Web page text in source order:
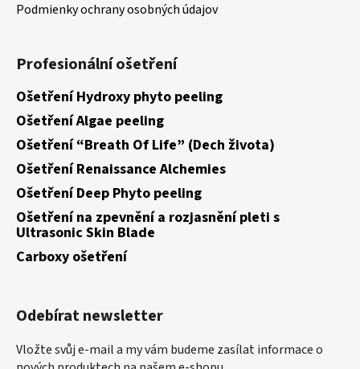
Podmienky ochrany osobných údajov
Profesionální ošetření
Ošetření Hydroxy phyto peeling
Ošetření Algae peeling
Ošetření “Breath Of Life” (Dech života)
Ošetření Renaissance Alchemies
Ošetření Deep Phyto peeling
Ošetření na zpevnění a rozjasnění pleti s
Ultrasonic Skin Blade
Carboxy ošetření
Odebírat newsletter
Vložte svůj e-mail a my vám budeme zasílat informace o